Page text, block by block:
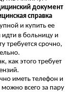
документ
справка
и купить ее
в больницу и
требуется срочно,
как этого требует
иметь телефон и
всего за пару